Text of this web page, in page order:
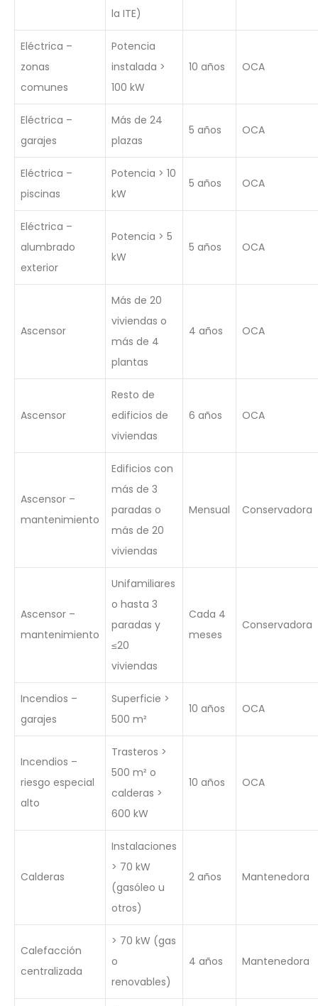
la ITE)
Eléctrica –
zonas
comunes
Potencia
instalada >
100 kW
10 años OCA
Eléctrica –
garajes
Más de 24
plazas
5 años OCA
Eléctrica –
piscinas
Potencia > 10
kW
5 años OCA
Eléctrica –
alumbrado
exterior
Potencia > 5
kW
5 años OCA
Ascensor
Más de 20
viviendas o
más de 4
plantas
4 años OCA
Ascensor
Resto de
edificios de
viviendas
6 años OCA
Ascensor –
mantenimiento
Edificios con
más de 3
paradas o
más de 20
viviendas
Mensual Conservadora
Ascensor –
mantenimiento
Unifamiliares
o hasta 3
paradas y
≤20
viviendas
Cada 4
meses
Conservadora
Incendios –
garajes
Superficie >
500 m²
10 años OCA
Incendios –
riesgo especial
alto
Trasteros >
500 m² o
calderas >
600 kW
10 años OCA
Calderas
Instalaciones
> 70 kW
(gasóleo u
otros)
2 años Mantenedora
Calefacción
centralizada
> 70 kW (gas
o
renovables)
4 años Mantenedora